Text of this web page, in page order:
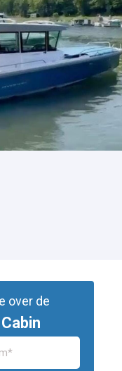
over de